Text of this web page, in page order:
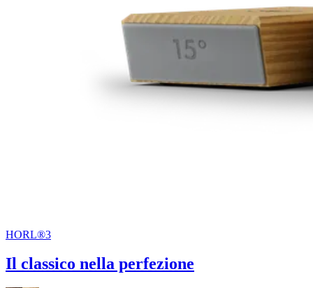
HORL®3
Il classico nella perfezione